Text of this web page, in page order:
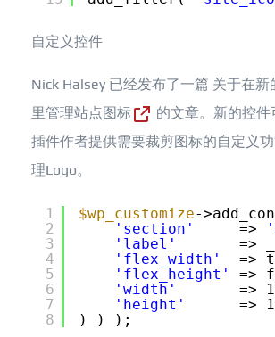
自定义控件
Nick Halsey 已经发布了一篇 关于在新
里管理站点图标
的文章。新的控
插件作者提供需要裁剪图标的自定义
理Logo。
1
2
3
4
5
6
7
8
$wp_customize-
'section'
=>
'label'
=>
'flex_width'
=>
'flex_height'
=>
'width'
=>
'height'
=>
) ) );